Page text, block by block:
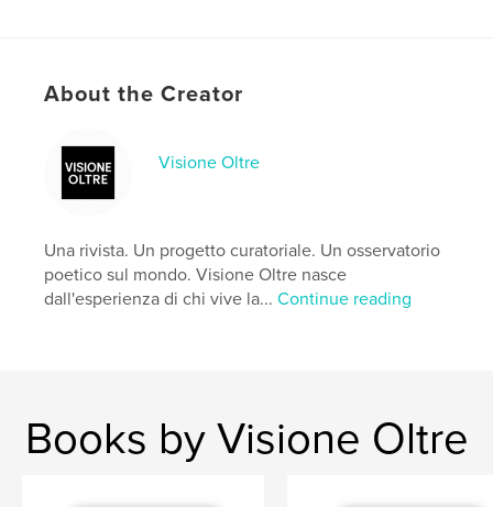
Project Option:
# of Pages:
ISBN
Publish Date:Dec 08, 2025
Language Italian
About the Creator
Visione Oltre
Una rivista. Un progetto curatoriale. Un osservatorio
poetico sul mondo. Visione Oltre nasce
dall'esperienza di chi vive la...Continue reading
Books by Visione Oltre